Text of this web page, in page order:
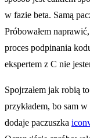
w fazie beta. Samą
Próbowałem
proces podpinania
ekspertem z C nie
Spojrzałem jak robią
przykładem, bo sam
dodaje paczuszka